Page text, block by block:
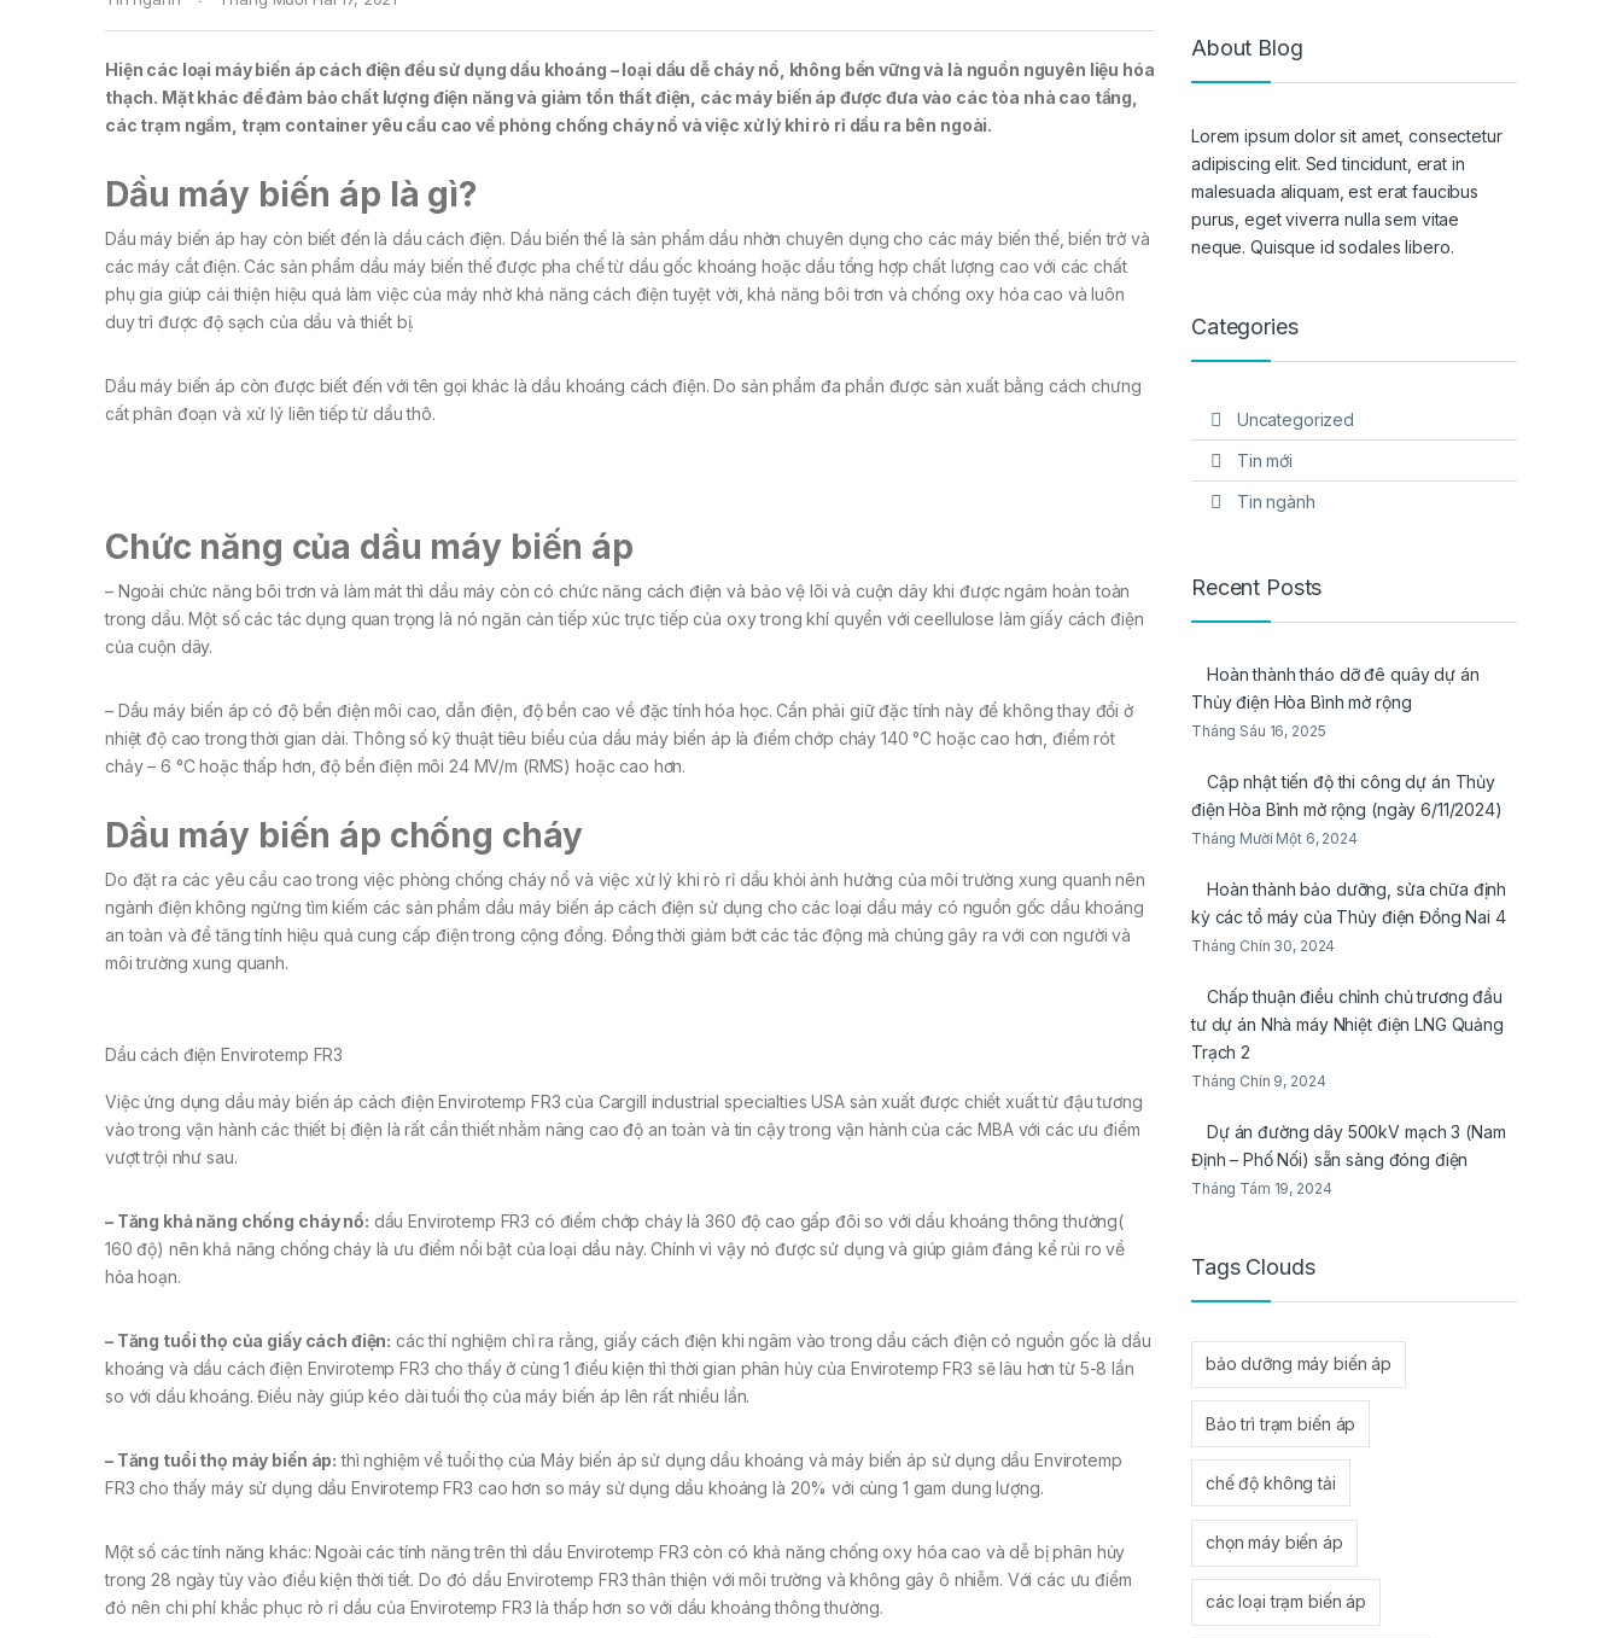
Hiện các loại máy biến áp cách điện đều sử dụng dầu khoáng – loại dầu dễ cháy nổ, không bền vững và là nguồn nguyên liệu hóa
thạch. Mặt khác để đảm bảo chất lượng điện năng và giảm tổn thất điện, các máy biến áp được đưa vào các tòa nhà cao tầng,
các trạm ngầm, trạm container yêu cầu cao về phòng chống cháy nổ và việc xử lý khi rò rỉ dầu ra bên ngoài.
Dầu máy biến áp là gì?
Dầu máy biến áp hay còn biết đến là dầu cách điện. Dầu biến thế là sản phẩm dầu nhờn chuyên dụng cho các máy biến thế, biến trở và
các máy cắt điện. Các sản phẩm dầu máy biến thế được pha chế từ dầu gốc khoáng hoặc dầu tổng hợp chất lượng cao với các chất
phụ gia giúp cải thiện hiệu quả làm việc của máy nhờ khả năng cách điện tuyệt vời, khả năng bôi trơn và chống oxy hóa cao và luôn
duy trì được độ sạch của dầu và thiết bị.
Dầu máy biến áp còn được biết đến với tên gọi khác là dầu khoáng cách điện. Do sản phẩm đa phần được sản xuất bằng cách chưng
cất phân đoạn và xử lý liên tiếp từ dầu thô.
Chức năng của dầu máy biến áp
– Ngoài chức năng bôi trơn và làm mát thì dầu máy còn có chức năng cách điện và bảo vệ lõi và cuộn dây khi được ngâm hoàn toàn
trong dầu. Một số các tác dụng quan trọng là nó ngăn cản tiếp xúc trực tiếp của oxy trong khí quyển với ceellulose làm giấy cách điện
của cuộn dây.
– Dầu máy biến áp có độ bền điện môi cao, dẫn điện, độ bền cao về đặc tính hóa học. Cần phải giữ đặc tính này để không thay đổi ở
nhiệt độ cao trong thời gian dài. Thông số kỹ thuật tiêu biểu của dầu máy biến áp là điểm chớp cháy 140 °C hoặc cao hơn, điểm rót
chảy – 6 °C hoặc thấp hơn, độ bền điện môi 24 MV/m (RMS) hoặc cao hơn.
Dầu máy biến áp chống cháy
Do đặt ra các yêu cầu cao trong việc phòng chống cháy nổ và việc xử lý khi rò rỉ dầu khỏi ảnh hưởng của môi trường xung quanh nên
ngành điện không ngừng tìm kiếm các sản phẩm dầu máy biến áp cách điện sử dụng cho các loại dầu máy có nguồn gốc dầu khoáng
an toàn và để tăng tính hiệu quả cung cấp điện trong cộng đồng. Đồng thời giảm bớt các tác động mà chúng gây ra với con người và
môi trường xung quanh.
Dầu cách điện Envirotemp FR3
Việc ứng dụng dầu máy biến áp cách điện Envirotemp FR3 của Cargill industrial specialties USA sản xuất được chiết xuất từ đậu tương
vào trong vận hành các thiết bị điện là rất cần thiết nhằm nâng cao độ an toàn và tin cậy trong vận hành của các MBA với các ưu điểm
vượt trội như sau.
– Tăng khả năng chống cháy nổ: dầu Envirotemp FR3 có điểm chớp cháy là 360 độ cao gấp đôi so với dầu khoáng thông thường(
160 độ) nên khả năng chống cháy là ưu điểm nổi bật của loại dầu này. Chính vì vậy nó được sử dụng và giúp giảm đáng kể rủi ro về
hỏa hoạn.
– Tăng tuổi thọ của giấy cách điện: các thí nghiệm chỉ ra rằng, giấy cách điện khi ngâm vào trong dầu cách điện có nguồn gốc là dầu
khoáng và dầu cách điện Envirotemp FR3 cho thấy ở cùng 1 điều kiện thì thời gian phân hủy của Envirotemp FR3 sẽ lâu hơn từ 5-8 lần
so với dầu khoáng. Điều này giúp kéo dài tuổi thọ của máy biến áp lên rất nhiều lần.
– Tăng tuổi thọ máy biến áp: thì nghiệm về tuổi thọ của Máy biến áp sử dụng dầu khoáng và máy biến áp sử dụng dầu Envirotemp
FR3 cho thấy máy sử dụng dầu Envirotemp FR3 cao hơn so máy sử dụng dầu khoáng là 20% với cùng 1 gam dung lượng.
Một số các tính năng khác: Ngoài các tính năng trên thì dầu Envirotemp FR3 còn có khả năng chống oxy hóa cao và dễ bị phân hủy
trong 28 ngày tùy vào điều kiện thời tiết. Do đó dầu Envirotemp FR3 thân thiện với môi trường và không gây ô nhiễm. Với các ưu điểm
đó nên chi phí khắc phục rò rỉ dầu của Envirotemp FR3 là thấp hơn so với dầu khoáng thông thường.
About Blog
Lorem ipsum dolor sit amet, consectetur
adipiscing elit. Sed tincidunt, erat in
malesuada aliquam, est erat faucibus
purus, eget viverra nulla sem vitae
neque. Quisque id sodales libero.
Categories
Uncategorized
Tin mới
Tin ngành
Recent Posts
Hoàn thành tháo dỡ đê quây dự án
Thủy điện Hòa Bình mở rộng
Tháng Sáu 16, 2025
Cập nhật tiến độ thi công dự án Thủy
điện Hòa Bình mở rộng (ngày 6/11/2024)
Tháng Mười Một 6, 2024
Hoàn thành bảo dưỡng, sửa chữa định
kỳ các tổ máy của Thủy điện Đồng Nai 4
Tháng Chín 30, 2024
Chấp thuận điều chỉnh chủ trương đầu
tư dự án Nhà máy Nhiệt điện LNG Quảng
Trạch 2
Tháng Chín 9, 2024
Dự án đường dây 500kV mạch 3 (Nam
Định – Phố Nối) sẵn sàng đóng điện
Tháng Tám 19, 2024
Tags Clouds
bảo dưỡng máy biến áp
Bảo trì trạm biến áp
chế độ không tải
chọn máy biến áp
các loại trạm biến áp